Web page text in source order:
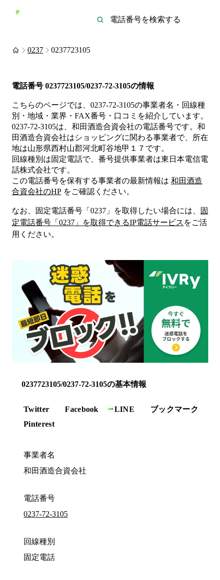
0237 0237723105
電話番号 0237723105/0237-72-3105の情報
こちらのページでは、 0237-72-3105の事業者名・回線種
別・地域・業界・FAX番号・口コミを紹介しています。
0237-72-3105は、 和田酒造合資会社の電話番号です。 和
田酒造合資会社はショッピングに関わる事業者で、所在
地は山形県西村山郡河北町谷地甲１７ です。
回線種別は固定電話で、番号提供事業者は東日本電信電
話株式会社です。
この電話番号を保有する事業者の最新情報は 和田酒造
合資会社のHP をご確認ください。
なお、固定電話番号「 0237 」を取得したい場合には、
固
定電話番号「 0237 」を取得できるIP電話サービス をご活
用ください。
0237723105/0237-72-3105の基本情報
Twitter Facebook LINE
ブックマーク
Pinterest
事業者名
和田酒造合資会社
電話番号
0237-72-3105
回線種別
固定電話